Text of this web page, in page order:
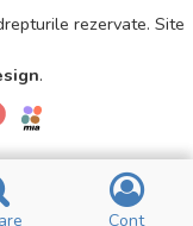
rezervate. Site
.
Cont
Cont